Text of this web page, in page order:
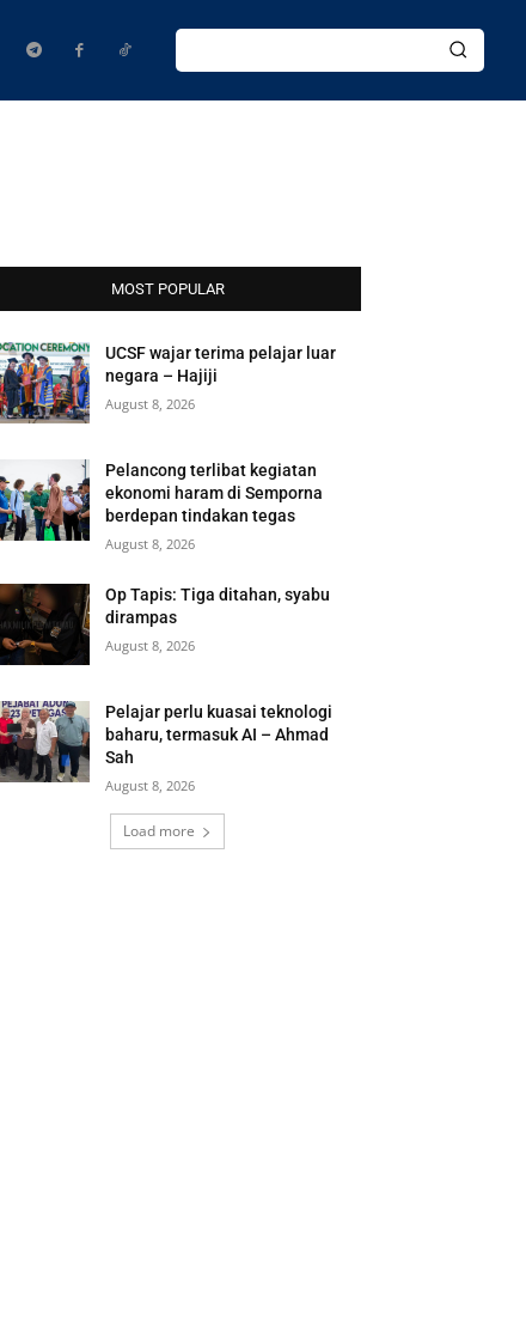
MOST POPULAR
UCSF wajar terima pelajar luar
negara – Hajiji
August 8, 2026
Pelancong terlibat kegiatan
ekonomi haram di Semporna
berdepan tindakan tegas
August 8, 2026
Op Tapis: Tiga ditahan, syabu
dirampas
August 8, 2026
Pelajar perlu kuasai teknologi
baharu, termasuk AI – Ahmad
Sah
August 8, 2026
Load more